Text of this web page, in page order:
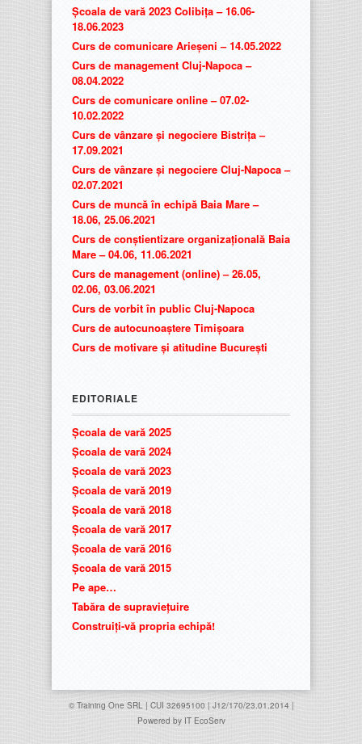
Școala de vară 2023 Colibița – 16.06-
18.06.2023
Curs de comunicare Arieșeni – 14.05.2022
Curs de management Cluj-Napoca –
08.04.2022
Curs de comunicare online – 07.02-
10.02.2022
Curs de vânzare și negociere Bistrița –
17.09.2021
Curs de vânzare și negociere Cluj-Napoca –
02.07.2021
Curs de muncă în echipă Baia Mare –
18.06, 25.06.2021
Curs de conștientizare organizațională Baia
Mare – 04.06, 11.06.2021
Curs de management (online) – 26.05,
02.06, 03.06.2021
Curs de vorbit în public Cluj-Napoca
Curs de autocunoaștere Timișoara
Curs de motivare și atitudine București
EDITORIALE
Școala de vară 2025
Școala de vară 2024
Școala de vară 2023
Școala de vară 2019
Școala de vară 2018
Școala de vară 2017
Școala de vară 2016
Școala de vară 2015
Pe ape…
Tabăra de supraviețuire
Construiți-vă propria echipă!
© Training One SRL | CUI 32695100 | J12/170/23.01.2014 |
Powered by IT EcoServ